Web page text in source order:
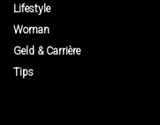
Lifestyle
Woman
Geld & Carrière
Tips